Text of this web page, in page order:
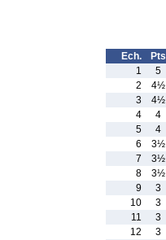
Ech. Pts
1
5
2
4½
3
4½
4
4
5
4
6
3½
7
3½
8
3½
9
3
10
3
11
3
12
3